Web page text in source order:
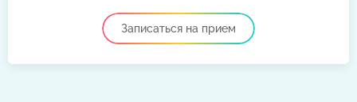
Записаться на прием